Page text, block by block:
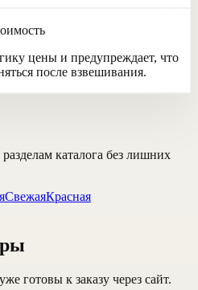
цены и предупреждает, что
после взвешивания.
каталога без лишних
СвежаяКрасная
готовы к заказу через сайт.